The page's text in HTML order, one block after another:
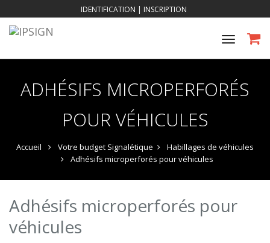
IDENTIFICATION | INSCRIPTION
Toggle
ADHÉSIFS MICROPERFORÉS
POUR VÉHICULES
Accueil Votre budget Signalétique
Habillages de véhicules
Adhésifs microperforés pour véhicules
Adhésifs microperforés pour
véhicules